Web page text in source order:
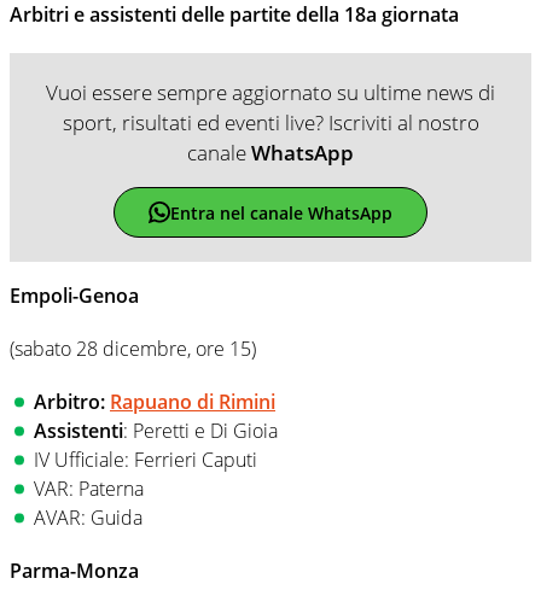
Arbitri e assistenti delle partite della 18a giornata
Vuoi essere sempre aggiornato su ultime news di
sport, risultati ed eventi live? Iscriviti al nostro
canaleWhatsApp
Entra nel canale WhatsApp
Empoli-Genoa
(sabato 28 dicembre, ore 15)
Arbitro: Rapuano di Rimini
Assistenti: Peretti e Di Gioia
IV Ufficiale: Ferrieri Caputi
VAR: Paterna
AVAR: Guida
Parma-Monza